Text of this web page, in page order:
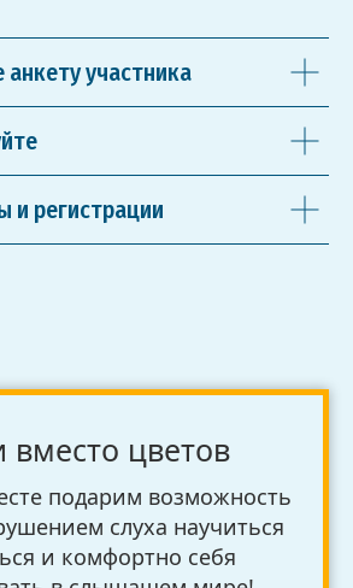
участника
и регистрации
вместо цветов
подарим возможность
слуха научиться
и комфортно себя